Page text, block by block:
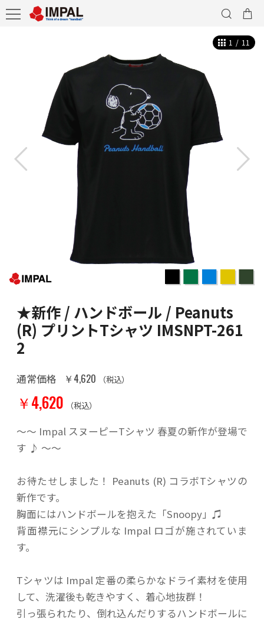
1 / 11
★新作 / ハンドボール / Peanuts
(R) プリントTシャツ IMSNPT-261
2
通常価格 ￥4,620 （税込）
￥4,620 （税込）
～～ Impal スヌーピーTシャツ 春夏の新作が登場で
す ♪ ～～
お待たせしました！ Peanuts (R) コラボTシャツの
新作です。
胸面にはハンドボールを抱えた「Snoopy」♫
背面襟元にシンプルな Impal ロゴが施されていま
す。
Tシャツは Impal 定番の柔らかなドライ素材を使用
して、洗濯後も乾きやすく、着心地抜群！
引っ張られたり、倒れ込んだりするハンドボールに